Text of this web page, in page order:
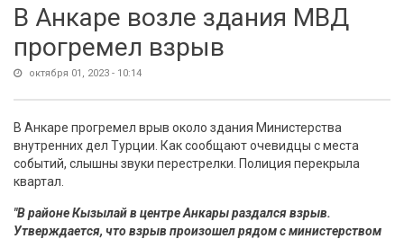
В Анкаре возле здания МВД
прогремел взрыв
октября 01, 2023 - 10:14
В Анкаре прогремел врыв около здания Министерства
внутренних дел Турции. Как сообщают очевидцы с места
событий, слышны звуки перестрелки. Полиция перекрыла
квартал.
"В районе Кызылай в центре Анкары раздался взрыв.
Утверждается, что взрыв произошел рядом с министерством